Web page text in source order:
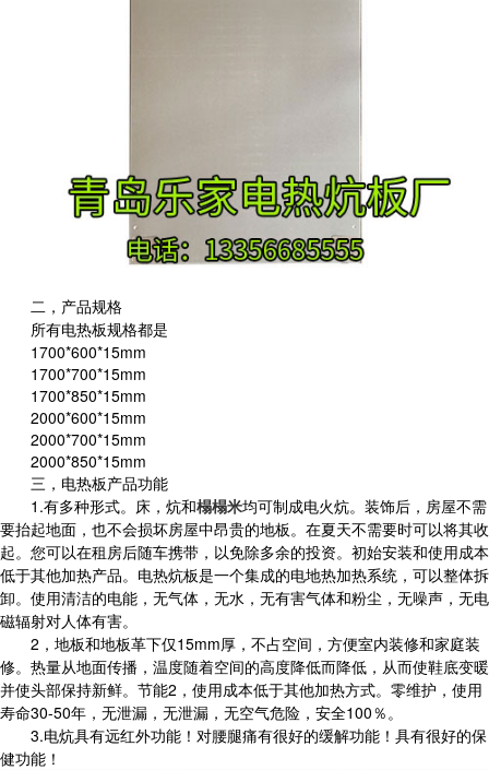
二， 产品规格
所有电热板规格都是
1700*600*15mm
1700*700*15mm
1700*850*15mm
2000*600*15mm
2000*700*15mm
2000*850*15mm
三， 电热板产品功能
1.有多种形式。床，炕和榻榻米均可制成电火炕。装饰后，房屋不需
要抬起地面，也不会损坏房屋中昂贵的地板。在夏天不需要时可以将其收
起。您可以在租房后随车携带，以免除多余的投资。初始安装和使用成本
低于其他加热产品。电热炕板是一个集成的电地热加热系统，可以整体拆
卸。使用清洁的电能，无气体，无水，无有害气体和粉尘，无噪声，无电
磁辐射对人体有害。
2，地板和地板革下仅15mm厚，不占空间，方便室内装修和家庭装
修。热量从地面传播，温度随着空间的高度降低而降低，从而使鞋底变暖
并使头部保持新鲜。节能2，使用成本低于其他加热方式。零维护，使用
寿命30-50年，无泄漏，无泄漏，无空气危险，安全100％。
3.电炕具有远红外功能！对腰腿痛有很好的缓解功能！具有很好的保
健功能！